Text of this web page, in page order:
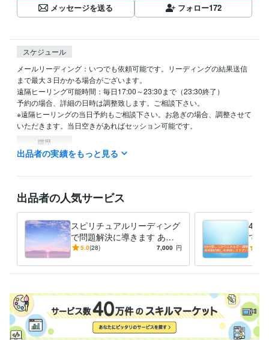
メッセージを送る
フォロー172
スケジュール
メールリーディング：いつでも依頼可能です。リーディングの結果送信
まで最大３日かかる場合がございます。
遠隔ヒーリング可能時間：毎日17:00～23:30まで（23:30終了）
予約の場合、詳細の日時は調整致します。ご相談下さい。
※遠隔ヒーリングの当日予約もご相談下さい。お急ぎの場合、調整させて
いただきます。当日空きがあればセッション可能です。
職歴
healing space kazu 2011年9月 ~ 現在
資格・検定
悩み相談・カウンセリング 心や体の不調の緩和
癒し ヒーリング
占い 人間関係、ツインレイ、恋愛、仕事、病気
人生 愛 仕事 性格
学歴
出品者の実績をもっと見る
出品者の人気サービス
スピリチュアルリーディング
で問題解決に導きます あな
たのお悩みに対して適切なア
5.0(28) 7,000 円
45分
で、
体が